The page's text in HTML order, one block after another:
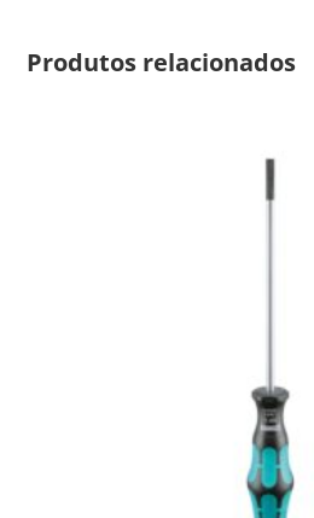
Produtos relacionados